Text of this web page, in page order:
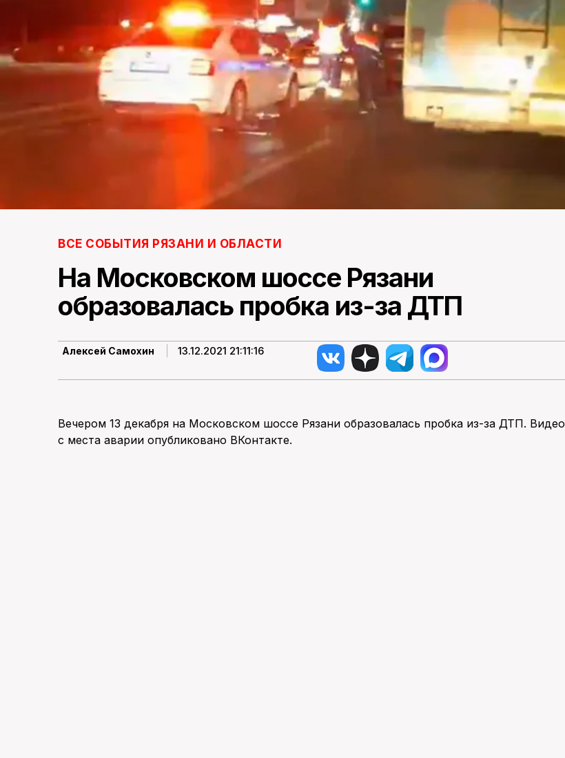
ВСЕ СОБЫТИЯ РЯЗАНИ И ОБЛАСТИ
На Московском шоссе Рязани
образовалась пробка из-за ДТП
Алексей Самохин 13.12.2021 21:11:16
Вечером 13 декабря на Московском шоссе Рязани образовалась пробка из-за ДТП. Видео
с места аварии опубликовано ВКонтакте.